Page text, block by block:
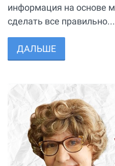
информация на основе
сделать все правильно...
ДАЛЬШЕ